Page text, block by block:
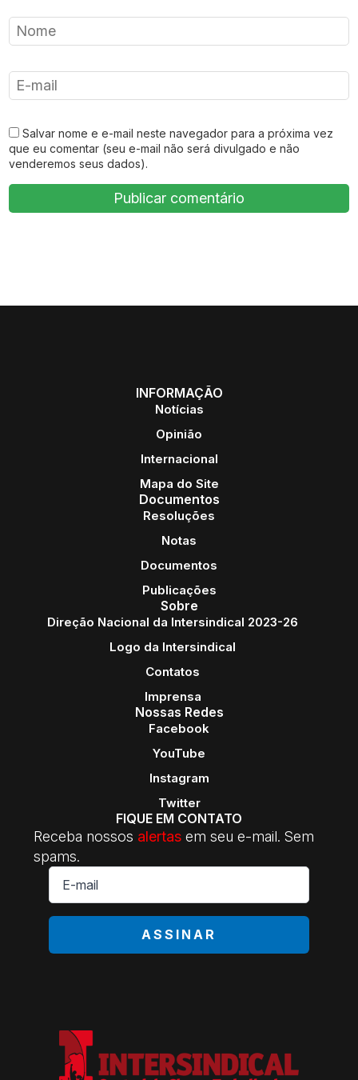
Salvar nome e e-mail neste navegador para a próxima vez
que eu comentar (seu e-mail não será divulgado e não
venderemos seus dados).
INFORMAÇÃO
Notícias
Opinião
Internacional
Mapa do Site
Documentos
Resoluções
Notas
Documentos
Publicações
Sobre
Direção Nacional da Intersindical 2023-26
Logo da Intersindical
Contatos
Imprensa
Nossas Redes
Facebook
YouTube
Instagram
Twitter
FIQUE EM CONTATO
Receba nossos alertas em seu e-mail. Sem
spams.
E-
mail
*
ASSINAR